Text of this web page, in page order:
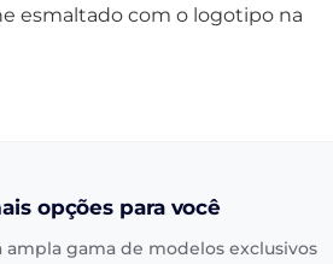
esmaltado com o logotipo na
opções para você
gama de modelos exclusivos